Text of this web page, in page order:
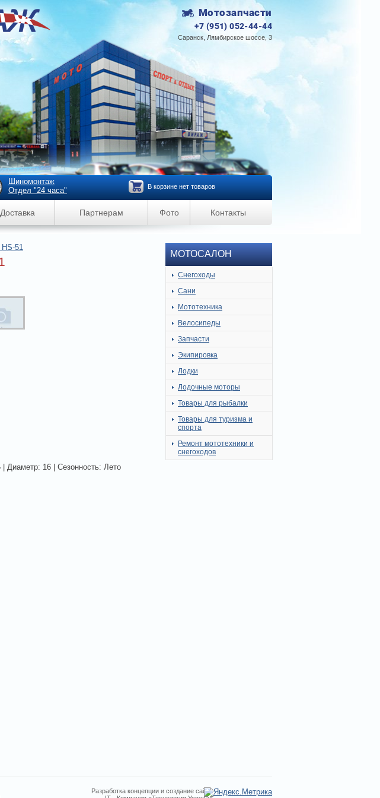
Мотозапчасти
+7 (951) 052-44-44
Саранск, Лямбирское шоссе, 3
Доставка Партнерам Фото Контакты
Шиномонтаж
Отдел "24 часа"
В корзине нет товаров
51
Диаметр: 16 | Сезонность: Лето
МОТОСАЛОН
Снегоходы
Сани
Мототехника
Велосипеды
Запчасти
Экипировка
Лодки
Лодочные моторы
Товары для рыбалки
Товары для туризма и
спорта
Ремонт мототехники и
снегоходов
Разработка концепции и создание сайта